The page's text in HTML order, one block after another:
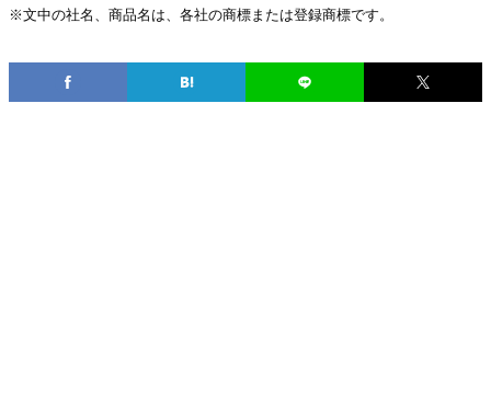
※文中の社名、商品名は、各社の商標または登録商標です。